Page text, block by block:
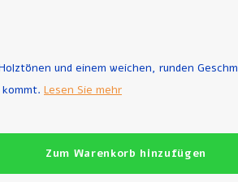
und einem weichen, runden
Lesen Sie mehr
Zum Warenkorb hinzufügen